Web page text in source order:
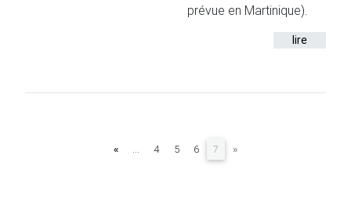
prévue en Martinique).
lire
« ... 4 5 6 7(current)
»